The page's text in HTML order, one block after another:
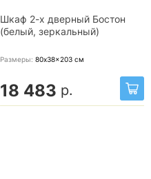
Шкаф 2-х дверный Бостон
(белый, зеркальный)
Размеры: 80x38x203 см
18 483 р.